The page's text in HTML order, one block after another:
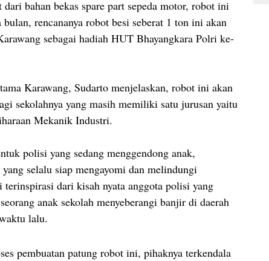
bahan bekas spare part sepeda motor, robot ini
rencananya robot besi seberat 1 ton ini akan
sebagai hadiah HUT Bhayangkara Polri ke-
Karawang, Sudarto menjelaskan, robot ini akan
sekolahnya yang masih memiliki satu jurusan yaitu
Mekanik Industri.
polisi yang sedang menggendong anak,
selalu siap mengayomi dan melindungi
terinspirasi dari kisah nyata anggota polisi yang
anak sekolah menyeberangi banjir di daerah
lalu.
pembuatan patung robot ini, pihaknya terkendala